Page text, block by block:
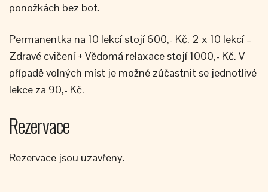
ponožkách bez bot.
Permanentka na 10 lekcí stojí 600,- Kč. 2 x 10 lekcí –
Zdravé cvičení + Vědomá relaxace stojí 1000,- Kč. V
případě volných míst je možné zúčastnit se jednotlivé
lekce za 90,- Kč.
Rezervace
Rezervace jsou uzavřeny.